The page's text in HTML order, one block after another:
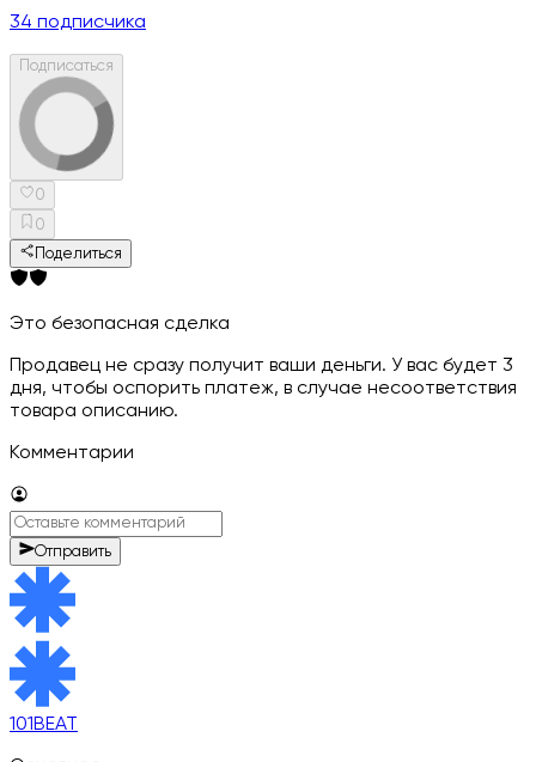
34 подписчика
Подписаться
0
0
Поделиться
Это безопасная сделка
Продавец не сразу получит ваши деньги. У вас будет 3
дня, чтобы оспорить платеж, в случае несоответствия
товара описанию.
Комментарии
Отправить
101BEAT